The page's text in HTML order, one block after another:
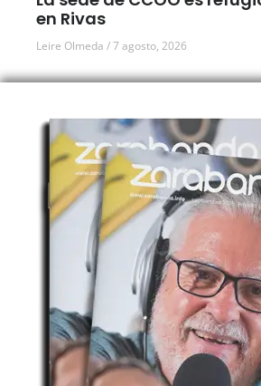
en Rivas
Leire Olmeda 7 agosto, 2026